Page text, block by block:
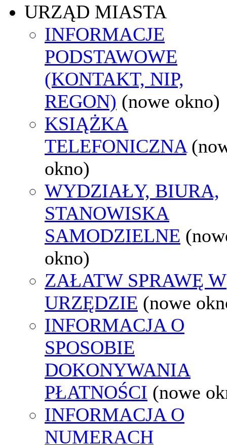
URZĄD MIASTA
INFORMACJE
PODSTAWOWE
(KONTAKT, NIP,
REGON) (nowe okno)
KSIĄŻKA
TELEFONICZNA
okno)
WYDZIAŁY, BIURA,
STANOWISKA
SAMODZIELNE
okno)
ZAŁATW SPRAWĘ W
URZĘDZIE (nowe
INFORMACJA O
SPOSOBIE
DOKONYWANIA
PŁATNOŚCI (nowe
INFORMACJA O
NUMERACH